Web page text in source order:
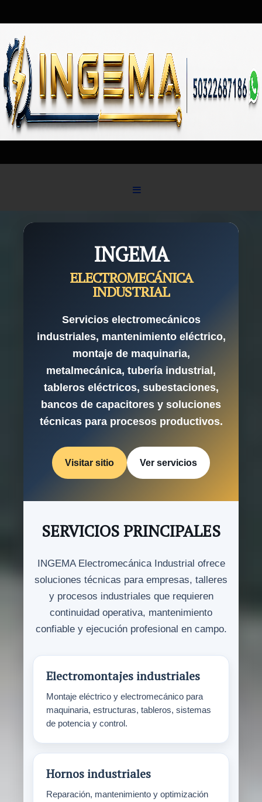
INGEMA
ELECTROMECÁNICA
INDUSTRIAL
Servicios electromecánicos
industriales, mantenimiento eléctrico,
montaje de maquinaria,
metalmecánica, tubería industrial,
tableros eléctricos, subestaciones,
bancos de capacitores y soluciones
técnicas para procesos productivos.
Visitar sitio Ver servicios
SERVICIOS PRINCIPALES
INGEMA Electromecánica Industrial ofrece
soluciones técnicas para empresas, talleres
y procesos industriales que requieren
continuidad operativa, mantenimiento
confiable y ejecución profesional en campo.
Electromontajes industriales
Montaje eléctrico y electromecánico para
maquinaria, estructuras, tableros, sistemas
de potencia y control.
Hornos industriales
Reparación, mantenimiento y optimización